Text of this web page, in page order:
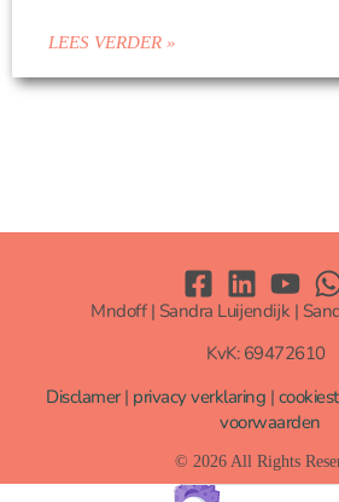
LEES VERDER »
Mndoff | Sandra Luijendijk |
KvK: 69472610
Disclamer| privacy verklaring |
voorwaarden
© 2026 All Rights